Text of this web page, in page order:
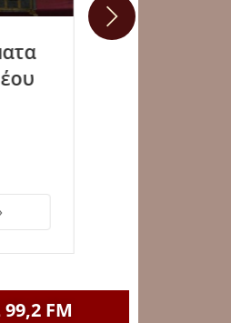
Αγίους
2026)
»
FM